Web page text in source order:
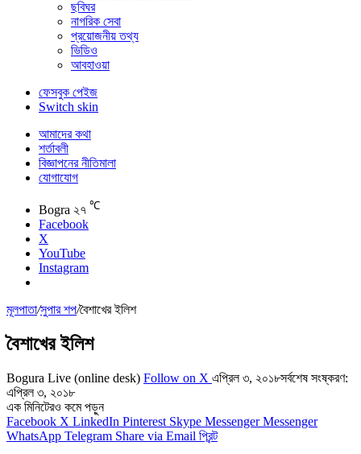
ছবিঘর
নাগরিক সেবা
প্রয়োজনীয় তথ্য
ভিডিও
আবহাওয়া
ফেসবুক পেইজ
Switch skin
আমাদের কথা
শর্তাবলী
বিজ্ঞাপনের নীতিমালা
যোগাযোগ
Bogra ২৭ ℃
Facebook
X
YouTube
Instagram
মূলপাতা/সুপার শপ/বৈশাখের ইলিশ
বৈশাখের ইলিশ
Bogura Live (online desk) Follow on X এপ্রিল ৩, ২০১৮সর্বশেষ সংষ্করণ:
এপ্রিল ৩, ২০১৮
এক মিনিটেরও কমে পড়ুন
Facebook X LinkedIn Pinterest Skype Messenger Messenger
WhatsApp Telegram Share via Email প্রিন্ট